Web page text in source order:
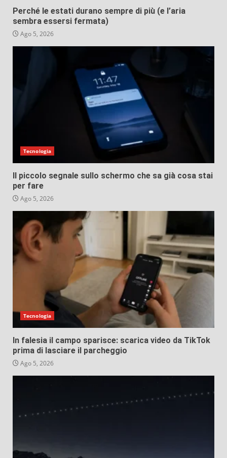
Perché le estati durano sempre di più (e l’aria
sembra essersi fermata)
Ago 5, 2026
Tecnologia
Il piccolo segnale sullo schermo che sa già cosa stai
per fare
Ago 5, 2026
Tecnologia
In falesia il campo sparisce: scarica video da TikTok
prima di lasciare il parcheggio
Ago 5, 2026